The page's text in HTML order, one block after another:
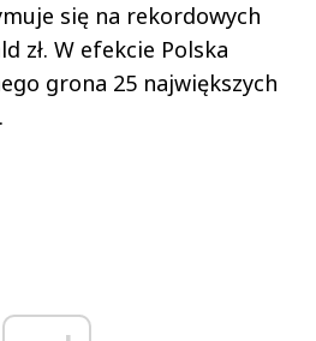
się na rekordowych
zł. W efekcie Polska
grona 25 największych